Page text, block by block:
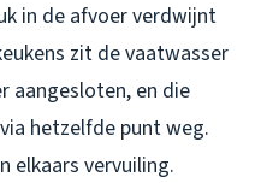
in de afvoer verdwijnt
zit de vaatwasser
aangesloten, en die
hetzelfde punt weg.
elkaars vervuiling.